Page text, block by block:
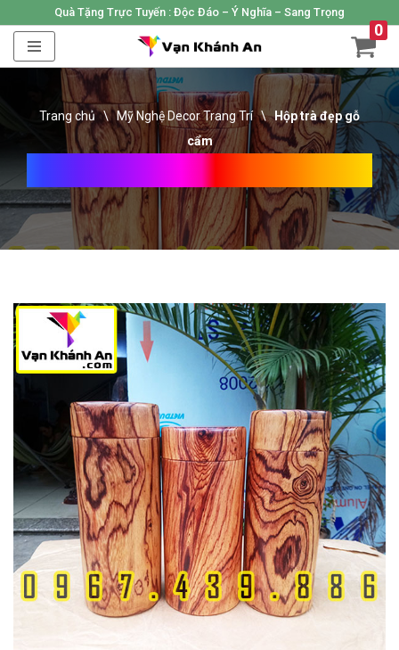
Skip
content
Quà Tặng Trực Tuyến : Độc Đáo – Ý Nghĩa – Sang Trọng
0
Trang chủ\Mỹ Nghệ Decor Trang Trí\Hộp trà đẹp gỗ
cẩm